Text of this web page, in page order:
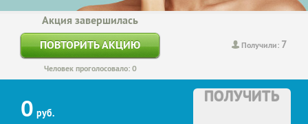
Получили: 7
Акция завершилась
ПОВТОРИТЬ АКЦИЮ
Человек проголосовало: 0
0 руб.
ПОЛУЧИТЬ